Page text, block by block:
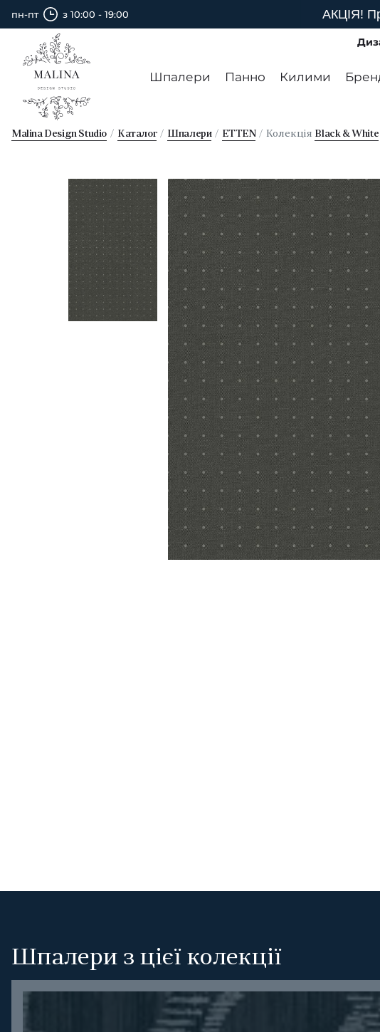
пн-пт з 10:00 - 19:00 АКЦІЯ!
Шпалери Панно Килими
Malina Design Studio Каталог Шпалери ETTEN Колекція Black & White
Шпалери з цієї колекції